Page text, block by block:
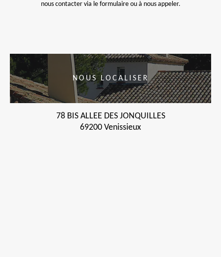
nous contacter via le formulaire ou à nous appeler.
NOUS LOCALISER
78 BIS ALLEE DES JONQUILLES
69200 Venissieux